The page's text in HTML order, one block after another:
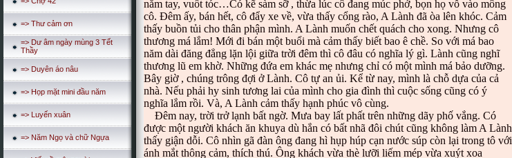
=> Thư cảm ơn
=> Dư âm ngày mùng 3 Tết
Thầy
=> Duyên áo nâu
=> Họp mặt mini đầu năm
=> Luyến xuân
=> Năm Ngọ và chữ Ngựa
nắm tay, vuốt tóc…Có kẽ sàm sỡ , thừa lúc cô đang múc phở, bọn họ vỗ vào mông
cô. Đêm ấy, bán hết, cô đẩy xe về, vừa thấy cổng rào, A Lành đã òa lên khóc. Cảm
thấy buồn tủi cho thân phận mình. A Lành muốn chết quách cho xong. Nhưng cô
thương má lắm! Mới đi bán một buổi mà cảm thấy biết bao ê chề. So với má bao
năm dài đăng đẳng lặn lội giữa trời đêm thì cô đâu có nghĩa lý gì. Lành cũng nghĩ
thương lũ em khờ. Những đứa em khác mẹ nhưng chỉ có một mình má bảo dưỡng.
Bây giờ , chúng trông đợi ở Lành. Cô tự an ủi. Kể từ nay, mình là chỗ dựa của cả
nhà. Nếu phải hy sinh tương lai của mình cho gia đình thì cuộc sống cũng có ý
nghĩa lắm rồi. Và, A Lành cảm thấy hạnh phúc vô cùng.
Đêm nay, trời trở lạnh bất ngờ. Mưa bay lất phất trên những dãy phố vắng. Có
được một người khách ăn khuya dù hắn có bất nhã đôi chút cũng không làm A Lành
thấy giận dỗi. Cô nhìn gã đàn ông đang hì hụp húp cạn nước súp còn lại trong tô với
ánh mắt thông cảm, thích thú. Ông khách vừa thè lưỡi liếm mép vừa xuýt xoa